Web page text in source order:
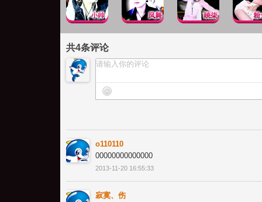
共4条评论
o110110
00000000000000
2013-11-20 16:55:33
寂寞、伤